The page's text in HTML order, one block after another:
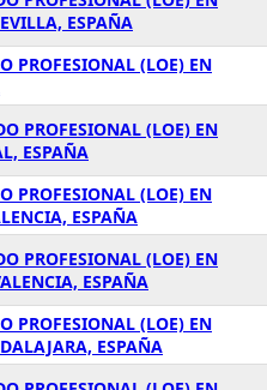
ESPAÑA
PROFESIONAL (LOE) EN
PROFESIONAL (LOE) EN
ESPAÑA
PROFESIONAL (LOE) EN
ESPAÑA
PROFESIONAL (LOE) EN
ESPAÑA
PROFESIONAL (LOE) EN
ESPAÑA